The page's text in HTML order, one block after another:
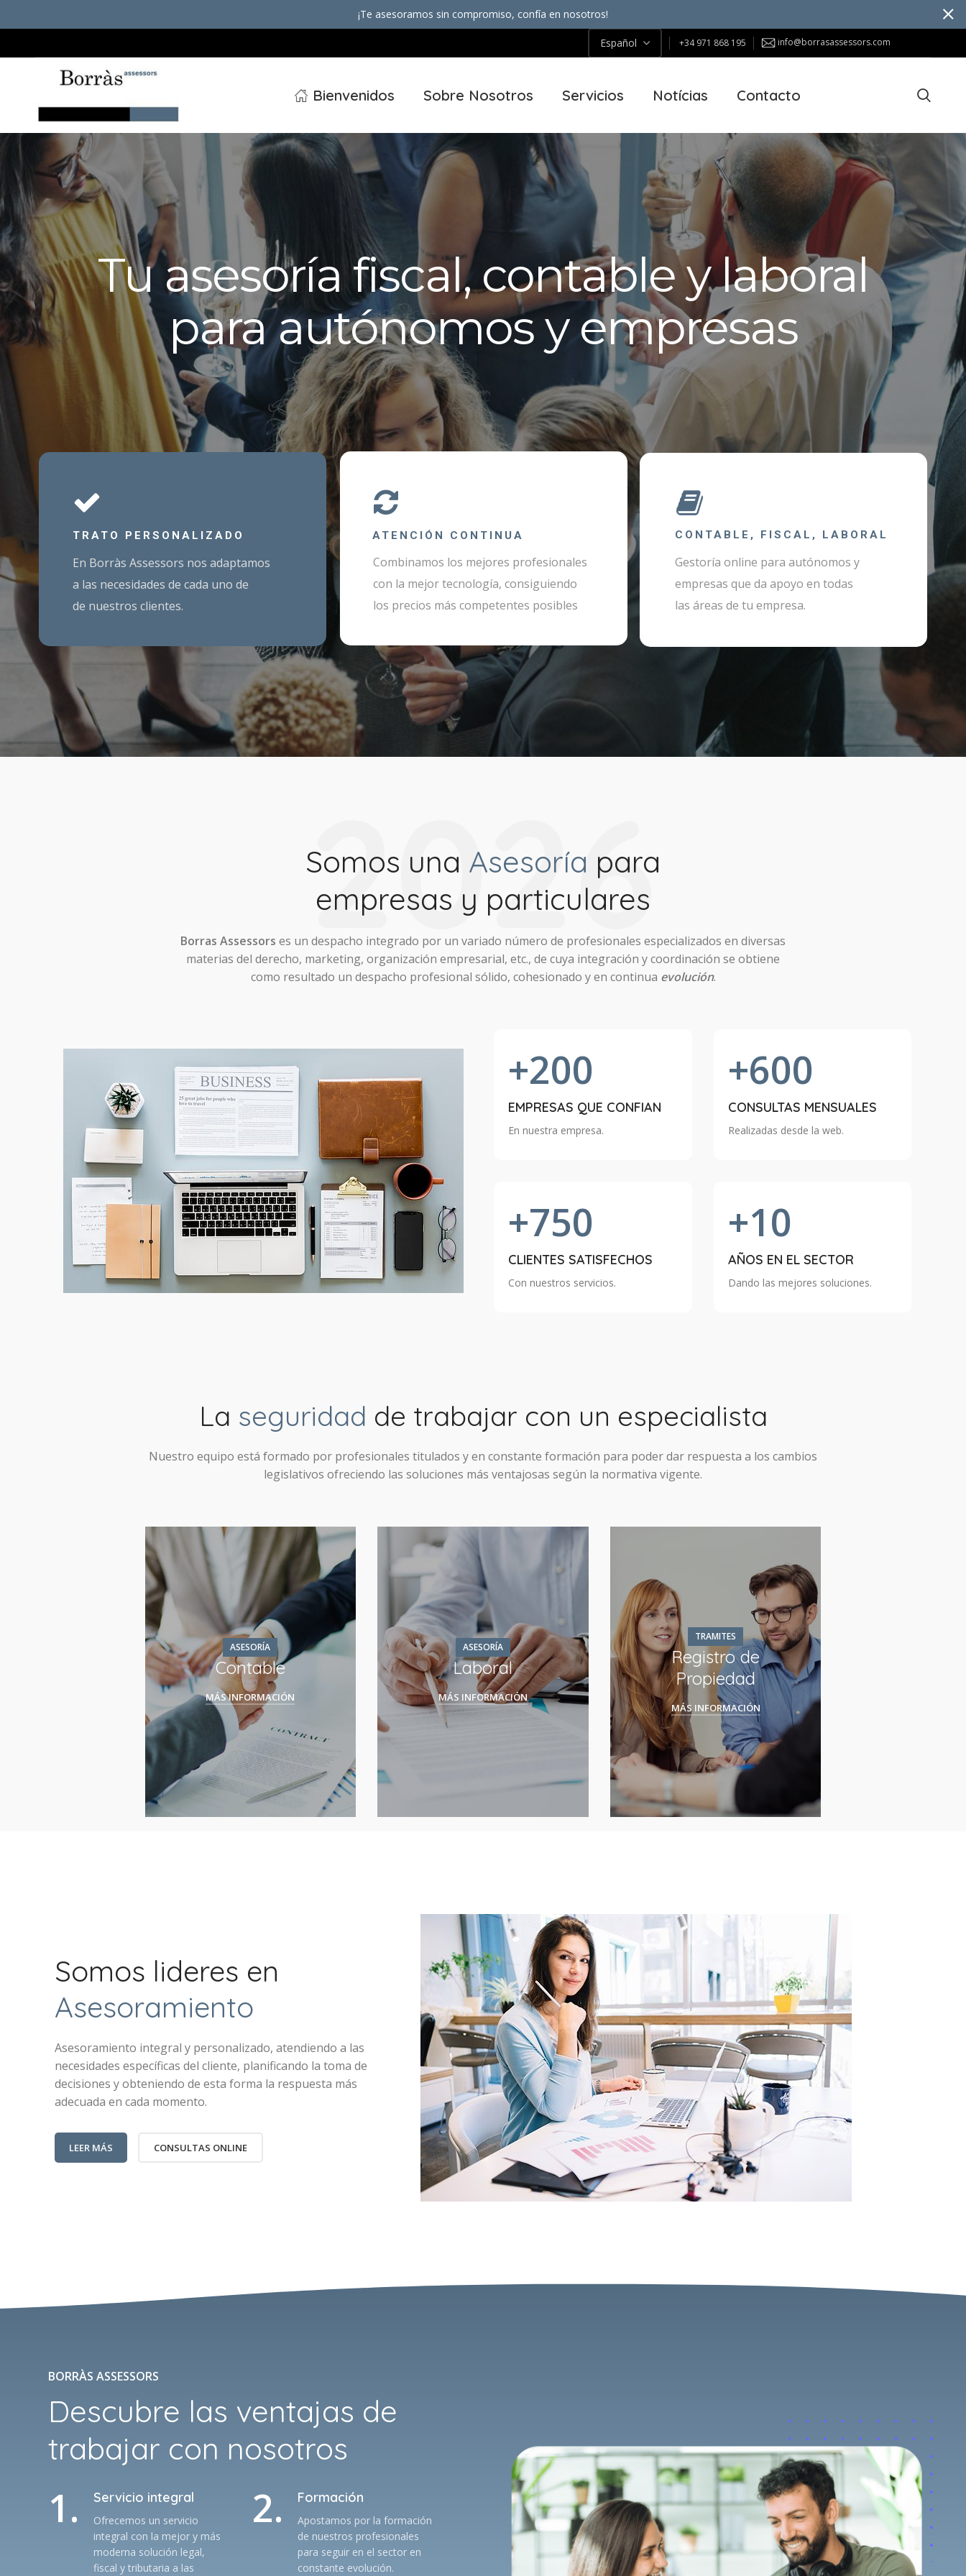
+34 971 868 195 info@borrasassessors.com
Bienvenidos Sobre Nosotros Servicios Notícias Contacto
What the
mind can conceive
and believe,
it can achieve
CONTABLE, FISCAL, LABORAL
Gestoría online para autónomos y
empresas que da apoyo en todas
las áreas de tu empresa.
ATENCIÓN CONTINUA
Combinamos los mejores profesionales
con la mejor tecnología, consiguiendo
los precios más competentes posibles
TRATO PERSONALIZADO
En Borràs Assessors nos adaptamos
a las necesidades de cada uno de
de nuestros clientes.
Tu asesoría fiscal, contable y laboral
para autónomos y empresas
2026
Somos una Asesoría para
empresas y particulares
Borras Assessors es un despacho integrado por un variado número de profesionales especializados en diversas
materias del derecho, marketing, organización empresarial, etc., de cuya integración y coordinación se obtiene
como resultado un despacho profesional sólido, cohesionado y en continua evolución.
+200
EMPRESAS QUE CONFIAN
En nuestra empresa.
+600
CONSULTAS MENSUALES
Realizadas desde la web.
+750
CLIENTES SATISFECHOS
Con nuestros servicios.
+10
AÑOS EN EL SECTOR
Dando las mejores soluciones.
La seguridad de trabajar con un especialista
Nuestro equipo está formado por profesionales titulados y en constante formación para poder dar respuesta a los cambios
legislativos ofreciendo las soluciones más ventajosas según la normativa vigente.
ASESORÍA
Contable
MÁS INFORMACIÓN
ASESORÍA
Laboral
MÁS INFORMACIÓN
TRAMITES
Registro de
Propiedad
MÁS INFORMACIÓN
Somos lideres en
Asesoramiento
Asesoramiento integral y personalizado, atendiendo a las
necesidades específicas del cliente, planificando la toma de
decisiones y obteniendo de esta forma la respuesta más
adecuada en cada momento.
LEER MÁS CONSULTAS ONLINE
BORRÀS ASSESSORS
Descubre las ventajas de
trabajar con nosotros
1. Servicio integral
Ofrecemos un servicio
integral con la mejor y más
moderna solución legal,
fiscal y tributaria a las
2. Formación
Apostamos por la formación
de nuestros profesionales
para seguir en el sector en
constante evolución.
¡Te asesoramos sin compromiso, confía en nosotros!